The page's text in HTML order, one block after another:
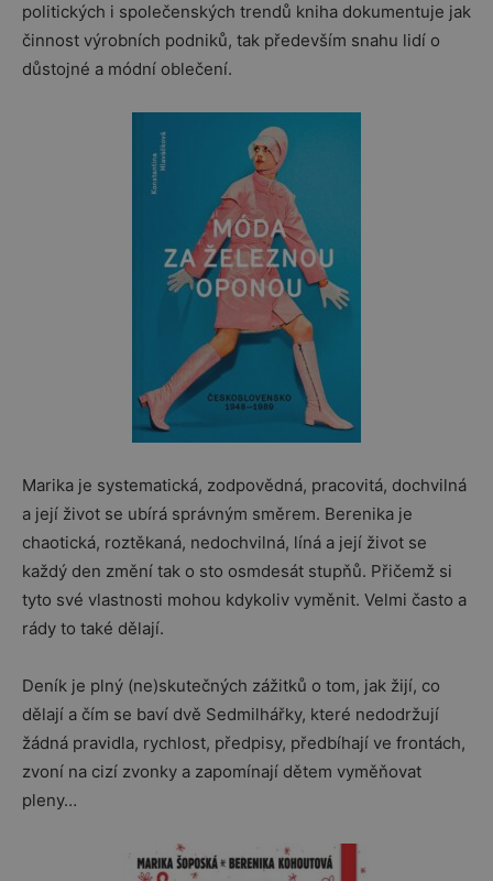
politických i společenských trendů kniha dokumentuje jak
činnost výrobních podniků, tak především snahu lidí o
důstojné a módní oblečení.
Marika je systematická, zodpovědná, pracovitá, dochvilná
a její život se ubírá správným směrem. Berenika je
chaotická, roztěkaná, nedochvilná, líná a její život se
každý den změní tak o sto osmdesát stupňů. Přičemž si
tyto své vlastnosti mohou kdykoliv vyměnit. Velmi často a
rády to také dělají.
Deník je plný (ne)skutečných zážitků o tom, jak žijí, co
dělají a čím se baví dvě Sedmilhářky, které nedodržují
žádná pravidla, rychlost, předpisy, předbíhají ve frontách,
zvoní na cizí zvonky a zapomínají dětem vyměňovat
pleny…